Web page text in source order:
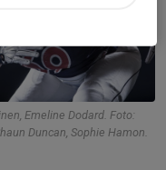
Emeline Dodard. Foto:
Duncan, Sophie Hamon.